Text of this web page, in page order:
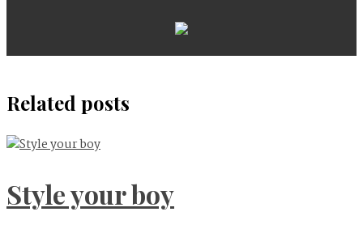
Related posts
Style your boy